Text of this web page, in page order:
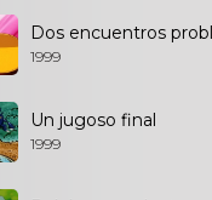
Dos encuentros
1999
Un jugoso final
1999